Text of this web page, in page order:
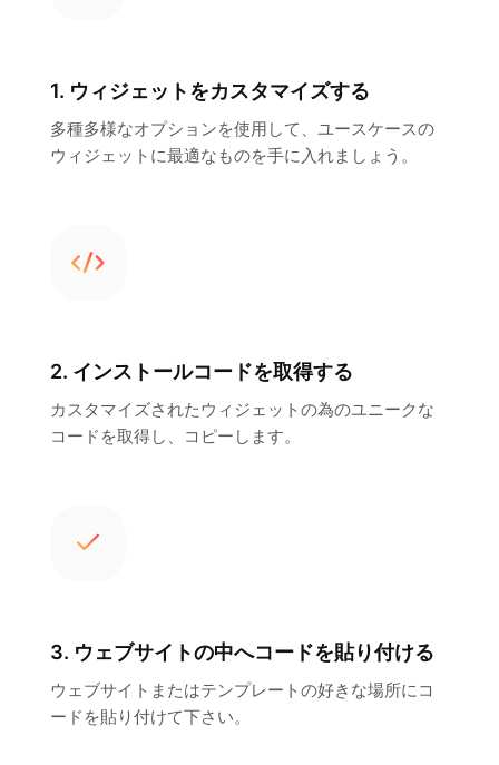
1. ウィジェットをカスタマイズする
多種多様なオプションを使用して、ユースケースの
ウィジェットに最適なものを手に入れましょう。
2. インストールコードを取得する
カスタマイズされたウィジェットの為のユニークな
コードを取得し、コピーします。
3. ウェブサイトの中へコードを貼り付ける
ウェブサイトまたはテンプレートの好きな場所にコ
ードを貼り付けて下さい。